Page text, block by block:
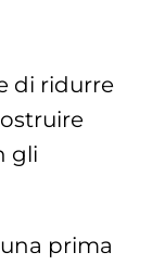
di ridurre
gli
prima